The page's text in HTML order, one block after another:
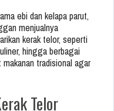
ebi dan kelapa parut,
menjualnya
kerak telor, seperti
hingga berbagai
tradisional agar
Telor